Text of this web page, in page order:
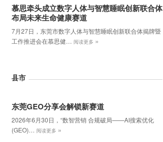
慕思牵头成立数字人体与智慧睡眠创新联合体
布局未来生命健康赛道
7月27日，东莞市数字人体与智慧睡眠创新联合体揭牌暨
工作推进会在慕思健…
阅读更多 »
县市
东莞GEO分享会解锁新赛道
2026年6月30日，‌“数智营销 合规破局——AI搜索优化
(GEO)…
阅读更多 »